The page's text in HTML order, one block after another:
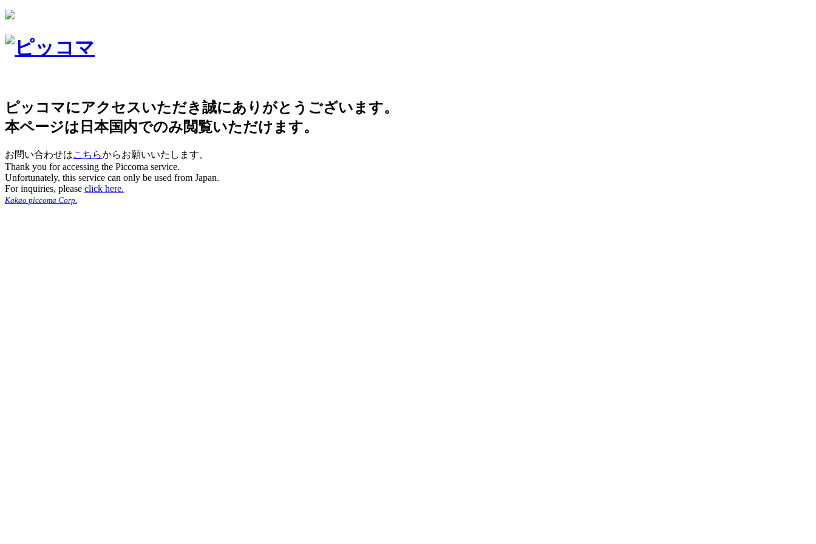
ピッコマにアクセスいただき誠にありがとうございます。
本ページは日本国内でのみ閲覧いただけます。
お問い合わせはこちらからお願いいたします。
Thank you for accessing the Piccoma service.
Unfortunately, this service can only be used from Japan.
For inquiries, please click here.
Kakao piccoma Corp.